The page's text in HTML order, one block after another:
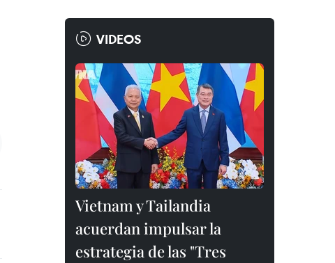
VIDEOS
Vietnam y Tailandia
acuerdan impulsar la
estrategia de las "Tres